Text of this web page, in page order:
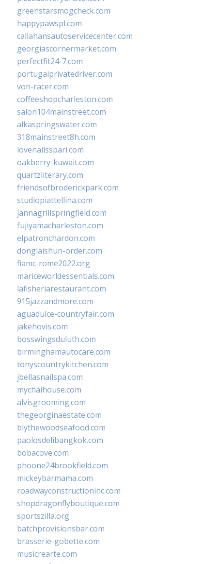
greenstarsmogcheck.com
happypawspl.com
callahansautoservicecenter.com
georgiascornermarket.com
perfectfit24-7.com
portugalprivatedriver.com
von-racer.com
coffeeshopcharleston.com
salon104mainstreet.com
alkaspringswater.com
318mainstreet8h.com
lovenailsspari.com
oakberry-kuwait.com
quartzliterary.com
friendsofbroderickpark.com
studiopiattellina.com
jannagrillspringfield.com
fujiyamacharleston.com
elpatronchardon.com
donglaishun-order.com
fiamc-rome2022.org
mariceworldessentials.com
lafisheriarestaurant.com
915jazzandmore.com
aguadulce-countryfair.com
jakehovis.com
bosswingsduluth.com
birminghamautocare.com
tonyscountrykitchen.com
jbellasnailspa.com
mychaihouse.com
alvisgrooming.com
thegeorginaestate.com
blythewoodseafood.com
paolosdelibangkok.com
bobacove.com
phoone24brookfield.com
mickeybarmama.com
roadwayconstructioninc.com
shopdragonflyboutique.com
sportszilla.org
batchprovisionsbar.com
brasserie-gobette.com
musicrearte.com